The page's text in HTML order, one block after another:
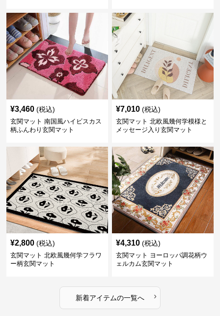
¥3,460 (税込)
玄関マット 南国風ハイビスカス
柄ふんわり玄関マット
¥7,010 (税込)
玄関マット 北欧風幾何学模様と
メッセージ入り玄関マット
¥2,800 (税込)
玄関マット 北欧風幾何学フラワ
ー柄玄関マット
¥4,310 (税込)
玄関マット ヨーロッパ調花柄ウ
ェルカム玄関マット
新着アイテムの一覧へ ›